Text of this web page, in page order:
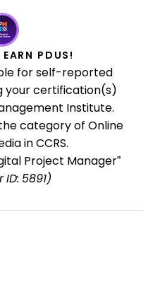
PDUS!
for self-reported
your certification(s)
Institute.
category of Online
in CCRS.
Project Manager”
ID: 5891)